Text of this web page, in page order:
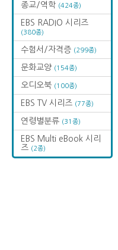
종교/역학 (424종)
EBS RADIO 시리즈
(380종)
수험서/자격증 (299종)
문화교양 (154종)
오디오북 (100종)
EBS TV 시리즈 (77종)
연령별분류 (31종)
EBS Multi eBook 시리
즈 (2종)